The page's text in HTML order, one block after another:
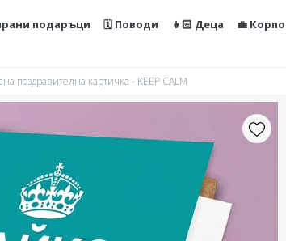
подаръци 🗓️ Поводи 👧🏻 Деца 💼
поздравителна картичка - KEEP CALM